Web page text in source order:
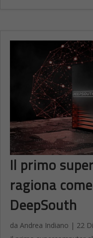
Il primo
ragiona
DeepSouth
da Andrea Indiano | 22